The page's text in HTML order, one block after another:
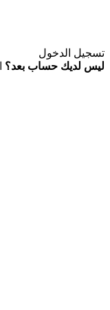
تسجيل الدخول
ليس لديك حساب بعد؟